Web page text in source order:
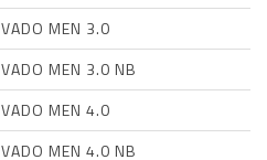
VADO MEN 3.0
VADO MEN 3.0 NB
VADO MEN 4.0
VADO MEN 4.0 NB